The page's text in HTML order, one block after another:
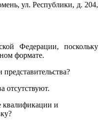
ул. Республики, д. 204,
Федерации, поскольку
формате.
отсутствуют.
квалификации и